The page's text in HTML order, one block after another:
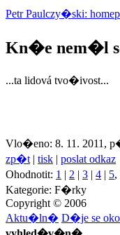
Petr Paulczy�ski:
Kn�e nem�l
...ta lidová tvo�ivost...
Vlo�eno: 8. 11. 2011,
zp�t | tisk | poslat odkaz
Ohodnotit: 1 | 2 | 3 | 4 | 5,
Kategorie: F�rky
Copyright © 2006
Aktu�ln� D�je se